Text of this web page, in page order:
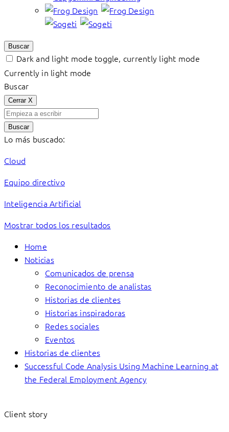
Buscar
Dark and light mode toggle, currently light mode
Currently in light mode
Buscar
Cerrar X
Buscar
Lo más buscado:
Cloud
Equipo directivo
Inteligencia Artificial
Mostrar todos los resultados
Home
Noticias
Comunicados de prensa
Reconocimiento de analistas
Historias de clientes
Historias inspiradoras
Redes sociales
Eventos
Historias de clientes
Successful Code Analysis Using Machine Learning at
the Federal Employment Agency
Client story